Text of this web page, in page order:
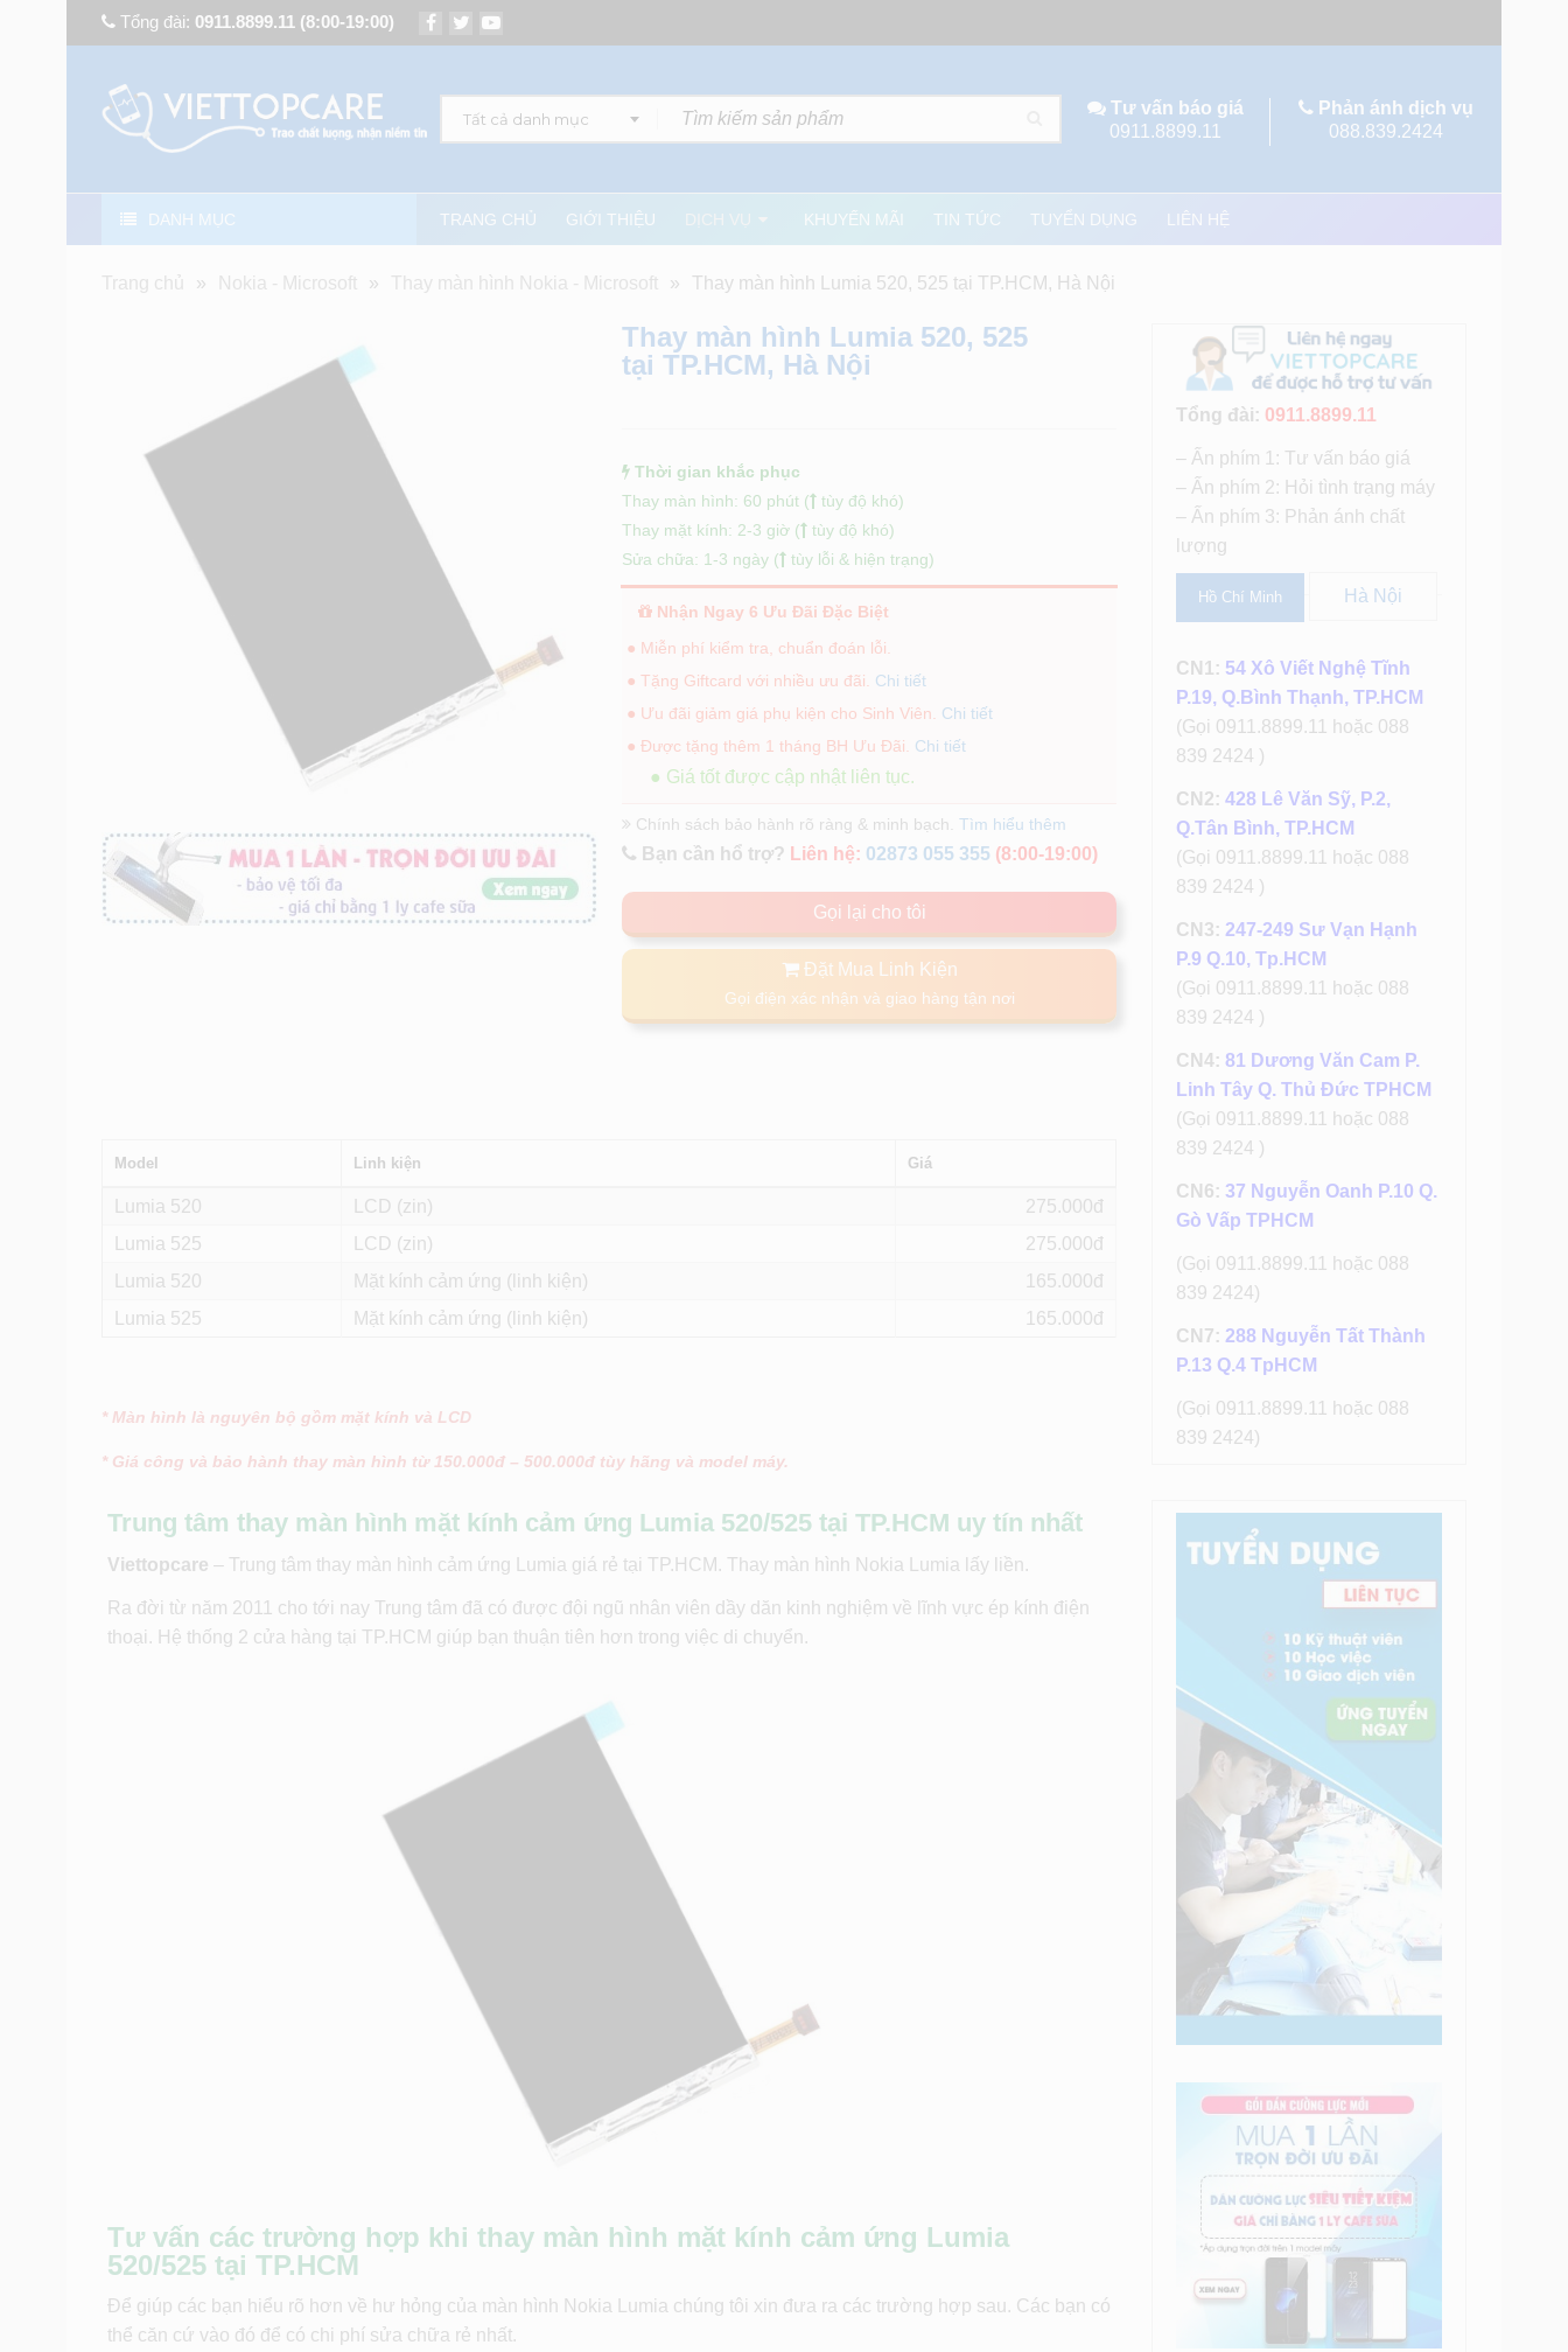
Tổng đài: 0911.8899.11 (8:00-19:00)
Tất cả danh mục
Tư vấn báo giá
0911.8899.11
Phản ánh dịch vụ
088.839.2424
DANH MỤC TRANG CHỦ GIỚI THIỆU DỊCH VỤ KHUYẾN MÃI TIN TỨC TUYỂN DỤNG LIÊN HỆ
Trang chủ » Nokia - Microsoft » Thay màn hình Nokia - Microsoft » Thay màn hình Lumia 520, 525 tại TP.HCM, Hà Nội
Thay màn hình Lumia 520, 525
tại TP.HCM, Hà Nội
Thời gian khắc phục
Thay màn hình: 60 phút (
tùy độ khó)
Thay mặt kính: 2-3 giờ (
tùy độ khó)
Sửa chữa: 1-3 ngày (
tùy lỗi & hiện trạng)
Nhận Ngay 6 Ưu Đãi Đặc Biệt
● Miễn phí kiểm tra, chuẩn đoán lỗi.
● Tặng Giftcard với nhiều ưu đãi. Chi tiết
● Ưu đãi giảm giá phụ kiện cho Sinh Viên. Chi tiết
● Được tặng thêm 1 tháng BH Ưu Đãi. Chi tiết
● Giá tốt được cập nhật liên tục.
Chính sách bảo hành rõ ràng & minh bạch.Tìm hiểu thêm
Bạn cần hổ trợ? Liên hệ: 02873 055 355 (8:00-19:00)
Gọi lại cho tôi
Đặt Mua Linh Kiện
Gọi điện xác nhận và giao hàng tận nơi
Model Linh kiện Giá
Lumia 520 LCD (zin)
275
Lumia 525
LCD (zin)
275
Lumia 520
Mặt kính cảm ứng (linh kiện)
165
Lumia 525
Mặt kính cảm ứng (linh kiện) 165
* Màn hình là nguyên bộ gồm mặt kính và LCD
* Giá công và bảo hành thay màn hình từ 150.000đ – 500.000đ tùy hãng và model máy.
Trung tâm thay màn hình mặt kính cảm ứng Lumia 520/525 tại TP.HCM uy tín nhất
Viettopcare – Trung tâm thay màn hình cảm ứng Lumia giá rẻ tại TP.HCM. Thay màn hình Nokia Lumia lấy liền.
Ra đời từ năm 2011 cho tới nay Trung tâm đã có được đội ngũ nhân viên dầy dăn kinh nghiệm về lĩnh vực ép kính điện
thoại. Hệ thống 2 cửa hàng tại TP.HCM giúp bạn thuận tiên hơn trong việc di chuyển.
Tư vấn các trường hợp khi thay màn hình mặt kính cảm ứng Lumia
520/525 tại TP.HCM
Để giúp các bạn hiểu rõ hơn về hư hỏng của màn hình Nokia Lumia chúng tôi xin đưa ra các trường hợp sau. Các bạn có
thể căn cứ vào đó để có chi phí sửa chữa rẻ nhất.
Tổng đài: 0911.8899.11
– Ấn phím 1: Tư vấn báo giá
– Ấn phím 2: Hỏi tình trạng máy
– Ấn phím 3: Phản ánh chất
lượng
Hồ Chí Minh Hà Nội
CN1: 54 Xô Viết Nghệ Tĩnh
P.19, Q.Bình Thạnh, TP.HCM
(Gọi 0911.8899.11 hoặc 088
839 2424 )
CN2: 428 Lê Văn Sỹ, P.2,
Q.Tân Bình, TP.HCM
(Gọi 0911.8899.11 hoặc 088
839 2424 )
CN3: 247-249 Sư Vạn Hạnh
P.9 Q.10, Tp.HCM
(Gọi 0911.8899.11 hoặc 088
839 2424 )
CN4: 81 Dương Văn Cam P.
Linh Tây Q. Thủ Đức TPHCM
(Gọi 0911.8899.11 hoặc 088
839 2424 )
CN6: 37 Nguyễn Oanh P.10 Q.
Gò Vấp TPHCM
(Gọi 0911.8899.11 hoặc 088
839 2424)
CN7: 288 Nguyễn Tất Thành
P.13 Q.4 TpHCM
(Gọi 0911.8899.11 hoặc 088
839 2424)